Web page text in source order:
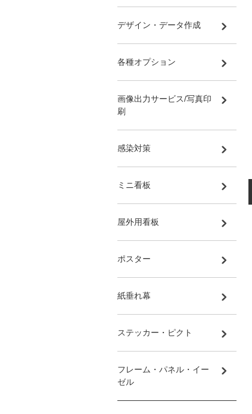
デザイン・データ作成
各種オプション
画像出力サービス/写真印
刷
感染対策
ミニ看板
屋外用看板
ポスター
紙垂れ幕
ステッカー・ピクト
フレーム・パネル・イー
ゼル